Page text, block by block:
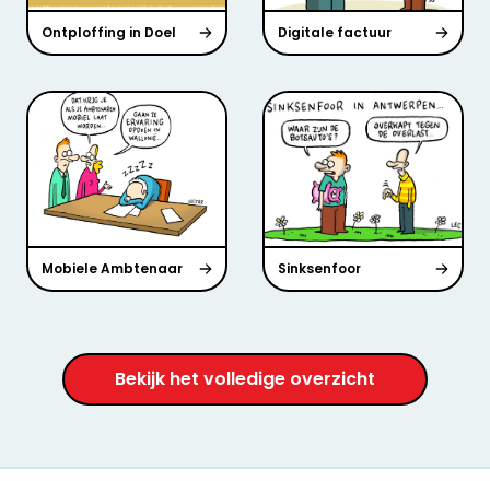
Ontploffing in Doel Digitale factuur
Mobiele Ambtenaar Sinksenfoor
Bekijk het volledige overzicht